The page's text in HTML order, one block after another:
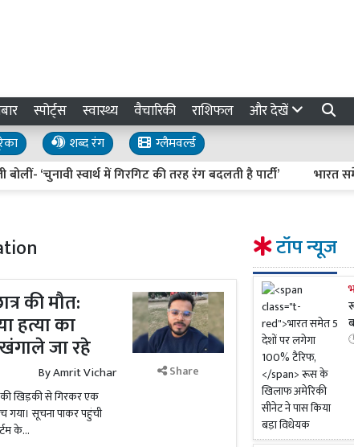
स्पोर्ट्स स्वास्थ्य वैचारिकी राशिफल और देखें
शब्द रंग
ग्लैमवर्ल्ड
‘चुनावी स्वार्थ में गिरगिट की तरह रंग बदलती है पार्टी’ भारत
की मौत:
हत्या का
जा रहे
ByAmrit Vichar
की खिड़की से गिरकर एक
गया। सूचना पाकर पहुंची
के...
Share
टॉप न्यूज